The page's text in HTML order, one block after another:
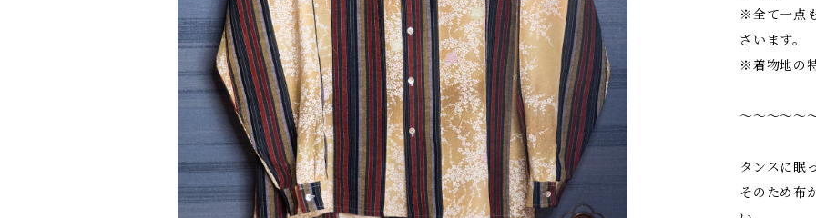
※全て一点
ざいます。
※着物地の
〜〜〜〜〜
タンスに眠
そのため布